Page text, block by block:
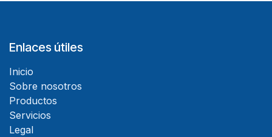
Enlaces útiles
Inicio
Sobre nosotros
Productos
Servicios
Legal